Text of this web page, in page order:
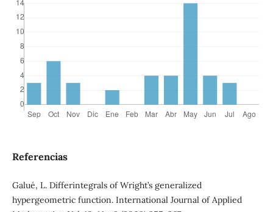
Referencias
Galué, L. Differintegrals of Wright’s generalized
hypergeometric function. International Journal of Applied